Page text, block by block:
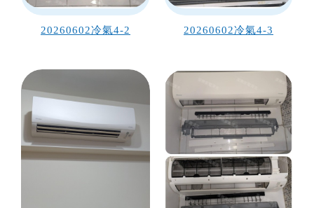
20260602冷氣4-2 20260602冷氣4-3